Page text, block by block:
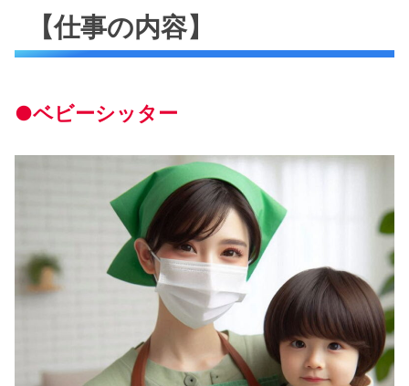
【仕事の内容】
●ベビーシッター